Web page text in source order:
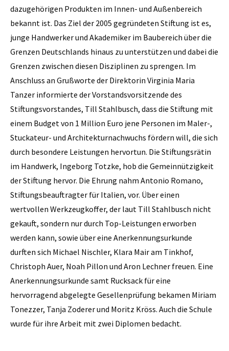
dazugehörigen Produkten im Innen- und Außenbereich
bekannt ist. Das Ziel der 2005 gegründeten Stiftung ist es,
junge Handwerker und Akademiker im Baubereich über die
Grenzen Deutschlands hinaus zu unterstützen und dabei die
Grenzen zwischen diesen Disziplinen zu sprengen. Im
Anschluss an Grußworte der Direktorin Virginia Maria
Tanzer informierte der Vorstandsvorsitzende des
Stiftungsvorstandes, Till Stahlbusch, dass die Stiftung mit
einem Budget von 1 Million Euro jene Personen im Maler-,
Stuckateur- und Architekturnachwuchs fördern will, die sich
durch besondere Leistungen hervortun. Die Stiftungsrätin
im Handwerk, Ingeborg Totzke, hob die Gemeinnützigkeit
der Stiftung hervor. Die Ehrung nahm Antonio Romano,
Stiftungsbeauftragter für Italien, vor. Über einen
wertvollen Werkzeugkoffer, der laut Till Stahlbusch nicht
gekauft, sondern nur durch Top-Leistungen erworben
werden kann, sowie über eine Anerkennungsurkunde
durften sich Michael Nischler, Klara Mair am Tinkhof,
Christoph Auer, Noah Pillon und Aron Lechner freuen. Eine
Anerkennungsurkunde samt Rucksack für eine
hervorragend abgelegte Gesellenprüfung bekamen Miriam
Tonezzer, Tanja Zoderer und Moritz Kröss. Auch die Schule
wurde für ihre Arbeit mit zwei Diplomen bedacht.